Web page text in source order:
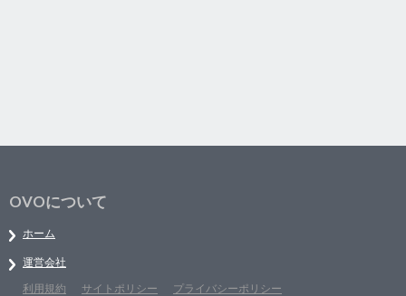
OVOについて
ホーム
運営会社
利用規約
サイトポリシー プライバシーポリシー